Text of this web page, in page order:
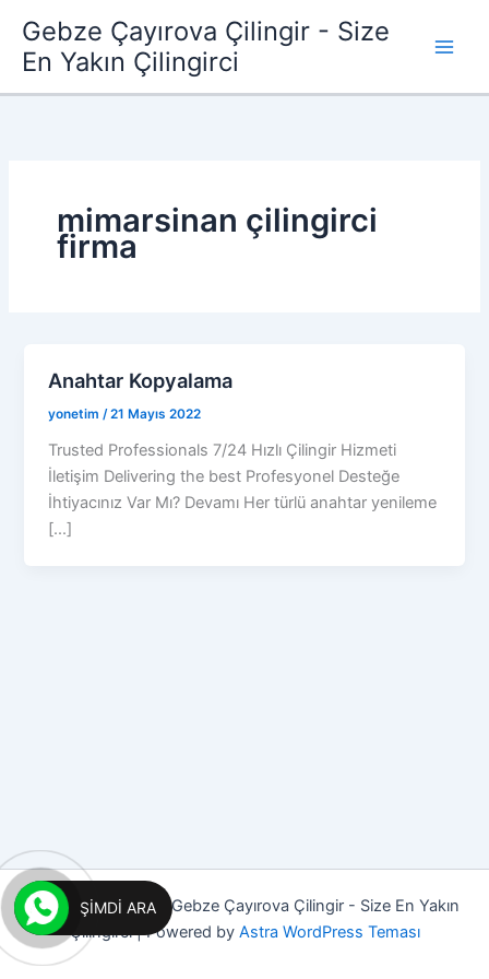
atlaGebze Çayırova Çilingir - Size
En Yakın Çilingirci
mimarsinan çilingirci
firma
Anahtar Kopyalama
yonetim/21 Mayıs 2022
Trusted Professionals 7/24 Hızlı Çilingir Hizmeti
İletişim Delivering the best Profesyonel Desteğe
İhtiyacınız Var Mı? Devamı Her türlü anahtar yenileme
[...]
Copyright © 2026 Gebze Çayırova Çilingir - Size En Yakın
Çilingirci | Powered by Astra WordPress Teması
ŞIMDI ARA